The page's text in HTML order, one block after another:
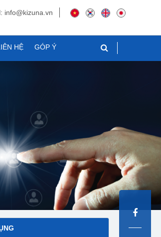
info@kizuna.vn
HỆ GÓP Ý